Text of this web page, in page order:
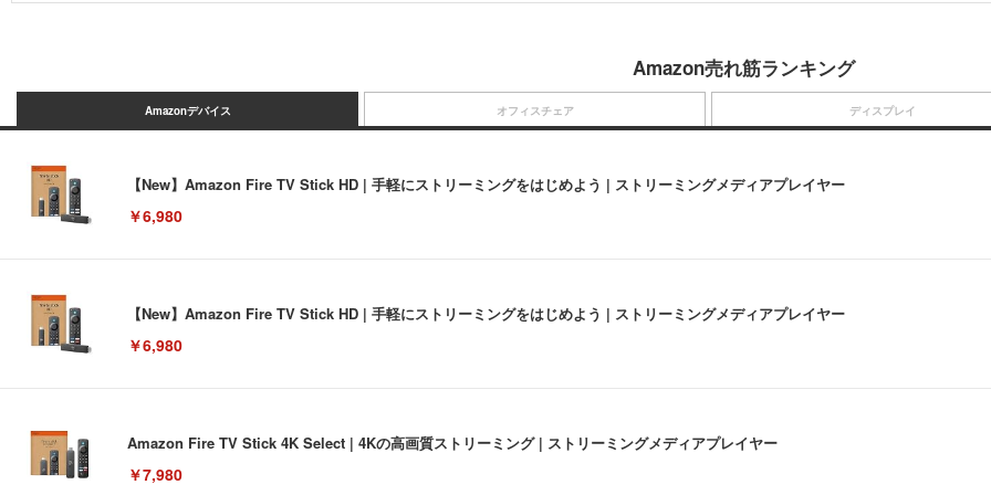
Amazon売れ筋ランキング
Amazonデバイス
【New】Amazon Fire TV Stick HD | 手軽にストリーミングをはじめよう | ストリーミングメディアプレイヤー
￥6,980
【New】Amazon Fire TV Stick HD | 手軽にストリーミングをはじめよう | ストリーミングメディアプレイヤー
￥6,980
Amazon Fire TV Stick 4K Select | 4Kの高画質ストリーミング | ストリーミングメディアプレイヤー
￥7,980
オフィスチェア ディスプレイ